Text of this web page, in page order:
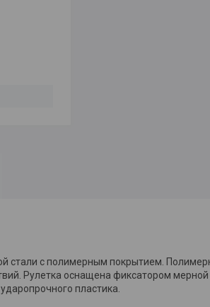
стали с полимерным покрытием.
Рулетка оснащена фиксатором
пластика.